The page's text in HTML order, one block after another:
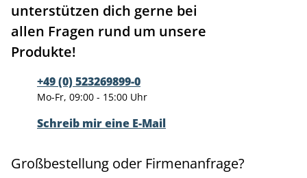
unterstützen dich gerne bei
allen Fragen rund um unsere
Produkte!
+49 (0) 523269899-0
Mo-Fr, 09:00 - 15:00 Uhr
Schreib mir eine E-Mail
Großbestellung oder Firmenanfrage?